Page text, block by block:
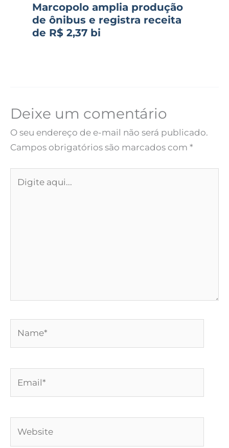
Marcopolo amplia produção
de ônibus e registra receita
de R$ 2,37 bi
Deixe um comentário
O seu endereço de e-mail não será publicado.
Campos obrigatórios são marcados com *
aqui...